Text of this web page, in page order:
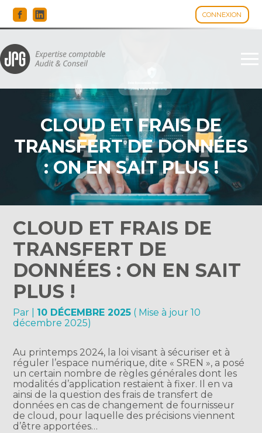
CONNEXION
Aller
au
CLOUD ET FRAIS DE
TRANSFERT DE DONNÉES
: ON EN SAIT PLUS !
CLOUD ET FRAIS DE
TRANSFERT DE
DONNÉES : ON EN SAIT
PLUS !
Par 10 DÉCEMBRE 2025 ( Mise à jour 10
décembre 2025)
Au printemps 2024, la loi visant à sécuriser et à
réguler l’espace numérique, dite « SREN », a posé
un certain nombre de règles générales dont les
modalités d’application restaient à fixer. Il en va
ainsi de la question des frais de transfert de
données en cas de changement de fournisseur
de cloud, pour laquelle des précisions viennent
d’être apportées…